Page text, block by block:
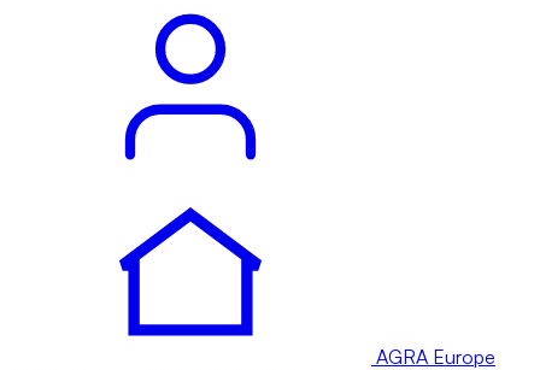
AGRA Europe